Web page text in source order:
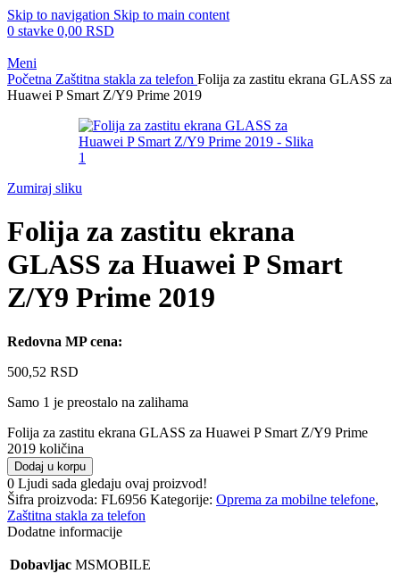
Skip to navigation Skip to main content
0 stavke 0,00 RSD
Meni
Početna Zaštitna stakla za telefon Folija za zastitu ekrana GLASS za
Huawei P Smart Z/Y9 Prime 2019
Zumiraj sliku
Folija za zastitu ekrana
GLASS za Huawei P Smart
Z/Y9 Prime 2019
Redovna MP cena:
500,52 RSD
Samo 1 je preostalo na zalihama
Folija za zastitu ekrana GLASS za Huawei P Smart Z/Y9 Prime
2019 količina
Dodaj u korpu
0 Ljudi sada gledaju ovaj proizvod!
Šifra proizvoda: FL6956 Kategorije: Oprema za mobilne telefone,
Zaštitna stakla za telefon
Dodatne informacije
Dobavljac MSMOBILE